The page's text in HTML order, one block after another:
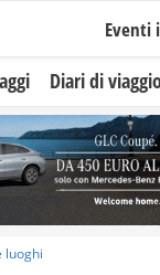
Eventi
Diari di
luoghi